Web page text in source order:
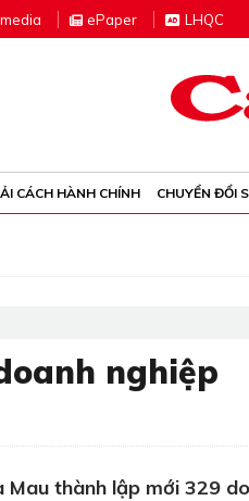
ePaper LHQC
CÁCH HÀNH CHÍNH CHUYỂN ĐỔI
nghiệp
Mau thành lập mới 329